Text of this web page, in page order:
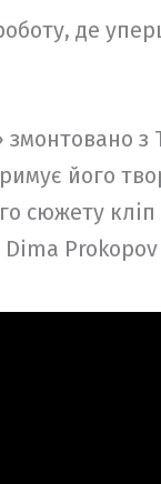
де
його
сюжету
Prokopov